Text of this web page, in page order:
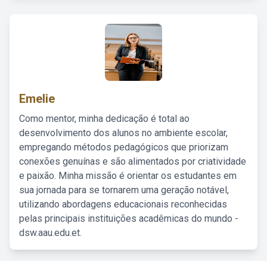
Emelie
Como mentor, minha dedicação é total ao
desenvolvimento dos alunos no ambiente escolar,
empregando métodos pedagógicos que priorizam
conexões genuínas e são alimentados por criatividade
e paixão. Minha missão é orientar os estudantes em
sua jornada para se tornarem uma geração notável,
utilizando abordagens educacionais reconhecidas
pelas principais instituições acadêmicas do mundo -
dsw.aau.edu.et.